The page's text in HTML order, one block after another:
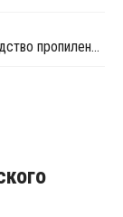
Qixiang Tengda планирует построить производство пропилена и ММА